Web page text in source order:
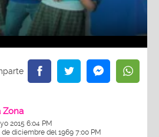
Zona
2015 6:04 PM
diciembre del 1969 7:00 PM